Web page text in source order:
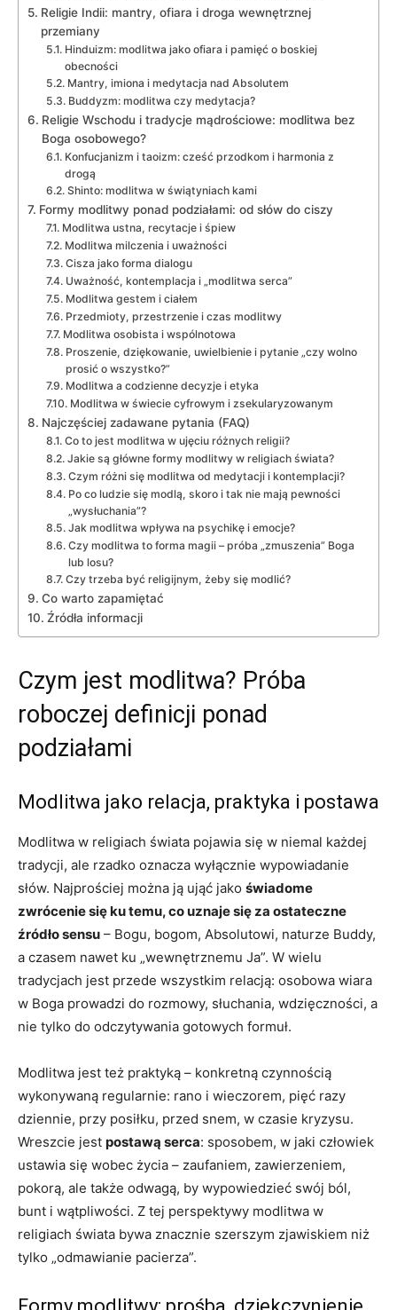
Religie Indii: mantry, ofiara i droga wewnętrznej
przemiany
Hinduizm: modlitwa jako ofiara i pamięć o boskiej
obecności
Mantry, imiona i medytacja nad Absolutem
Buddyzm: modlitwa czy medytacja?
Religie Wschodu i tradycje mądrościowe: modlitwa bez
Boga osobowego?
Konfucjanizm i taoizm: cześć przodkom i harmonia z
drogą
Shinto: modlitwa w świątyniach kami
Formy modlitwy ponad podziałami: od słów do ciszy
Modlitwa ustna, recytacje i śpiew
Modlitwa milczenia i uważności
Cisza jako forma dialogu
Uważność, kontemplacja i „modlitwa serca”
Modlitwa gestem i ciałem
Przedmioty, przestrzenie i czas modlitwy
Modlitwa osobista i wspólnotowa
Proszenie, dziękowanie, uwielbienie i pytanie „czy wolno
prosić o wszystko?”
Modlitwa a codzienne decyzje i etyka
Modlitwa w świecie cyfrowym i zsekularyzowanym
Najczęściej zadawane pytania (FAQ)
Co to jest modlitwa w ujęciu różnych religii?
Jakie są główne formy modlitwy w religiach świata?
Czym różni się modlitwa od medytacji i kontemplacji?
Po co ludzie się modlą, skoro i tak nie mają pewności
„wysłuchania”?
Jak modlitwa wpływa na psychikę i emocje?
Czy modlitwa to forma magii – próba „zmuszenia” Boga
lub losu?
Czy trzeba być religijnym, żeby się modlić?
Co warto zapamiętać
Źródła informacji
Czym jest modlitwa? Próba
roboczej definicji ponad
podziałami
Modlitwa jako relacja, praktyka i postawa
Modlitwa w religiach świata pojawia się w niemal każdej
tradycji, ale rzadko oznacza wyłącznie wypowiadanie
słów. Najprościej można ją ująć jako świadome
zwrócenie się ku temu, co uznaje się za ostateczne
źródło sensu – Bogu, bogom, Absolutowi, naturze Buddy,
a czasem nawet ku „wewnętrznemu Ja”. W wielu
tradycjach jest przede wszystkim relacją: osobowa wiara
w Boga prowadzi do rozmowy, słuchania, wdzięczności, a
nie tylko do odczytywania gotowych formuł.
Modlitwa jest też praktyką – konkretną czynnością
wykonywaną regularnie: rano i wieczorem, pięć razy
dziennie, przy posiłku, przed snem, w czasie kryzysu.
Wreszcie jest postawą serca: sposobem, w jaki człowiek
ustawia się wobec życia – zaufaniem, zawierzeniem,
pokorą, ale także odwagą, by wypowiedzieć swój ból,
bunt i wątpliwości. Z tej perspektywy modlitwa w
religiach świata bywa znacznie szerszym zjawiskiem niż
tylko „odmawianie pacierza”.